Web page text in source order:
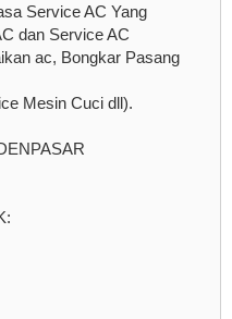
Service AC Yang
dan Service AC
ac, Bongkar Pasang
Mesin Cuci dll).